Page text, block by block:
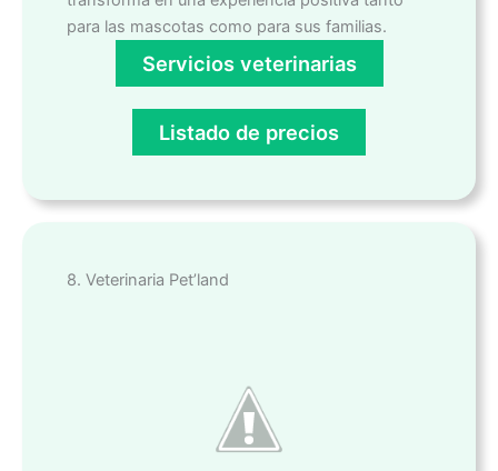
para las mascotas como para sus familias.
Servicios veterinarias
Listado de precios
8. Veterinaria Pet’land